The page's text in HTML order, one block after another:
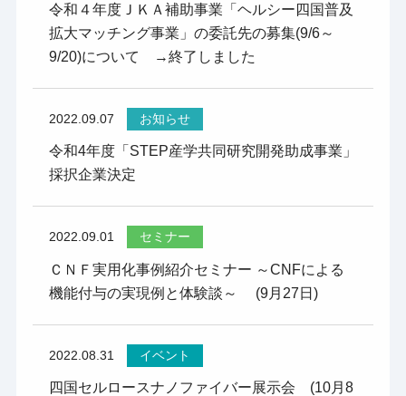
令和４年度ＪＫＡ補助事業「ヘルシー四国普及
拡大マッチング事業」の委託先の募集(9/6～
9/20)について →終了しました
2022.09.07 お知らせ
令和4年度「STEP産学共同研究開発助成事業」
採択企業決定
2022.09.01 セミナー
ＣＮＦ実用化事例紹介セミナー ～CNFによる
機能付与の実現例と体験談～ (9月27日)
2022.08.31 イベント
四国セルロースナノファイバー展示会 (10月8